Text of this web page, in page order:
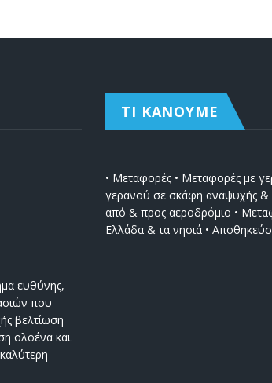
ευθύνης,
που
βελτίωση
ολοένα και
ΤΙ ΚΑΝΟΥΜΕ
• Μεταφορές • Μεταφορές με
γερανού σε σκάφη αναψυχής &
από & προς αεροδρόμιο •
Ελλάδα & τα νησιά •